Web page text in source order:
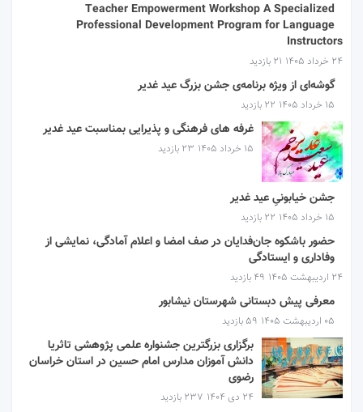
Teacher Empowerment Workshop A Specialized
Professional Development Program for Language
Instructors
۲۴ خرداد ۱۴۰۵ 21 بازدید
گوشه‌ای از ویژه برنامه‌ی جشن بزرگ عید غدیر
۱۵ خرداد ۱۴۰۵ 22 بازدید
غرفه های فرهنگی و پذیرایی بمناسبت عید غدیر
۱۵ خرداد ۱۴۰۵ 23 بازدید
جشن خیابونیِ عید غدیر
۱۵ خرداد ۱۴۰۵ 22 بازدید
حضور باشکوه جان‌فدایان در صف امضا و اعلام آمادگی، نمایشی از
وفاداری و ایستادگی
۲۴ اردیبهشت ۱۴۰۵ 49 بازدید
معرفی پیش دبستانی شهرستان نیشابور
۰۵ اردیبهشت ۱۴۰۵ 59 بازدید
برگزاری بزرگترین جشنواره علمی پژوهشی تاثریا
دانش آموزان مدارس امام حسین در استان خراسان
رضوی
۲۴ دی ۱۴۰۴ 237 بازدید